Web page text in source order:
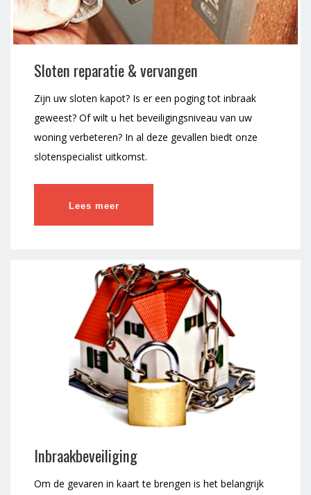
Sloten reparatie & vervangen
Zijn uw sloten kapot? Is er een poging tot inbraak
geweest? Of wilt u het beveiligingsniveau van uw
woning verbeteren? In al deze gevallen biedt onze
slotenspecialist uitkomst.
Lees meer
Inbraakbeveiliging
Om de gevaren in kaart te brengen is het belangrijk